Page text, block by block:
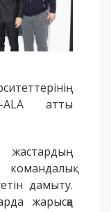
ALA атты
командалық
дамыту.
жарысқа